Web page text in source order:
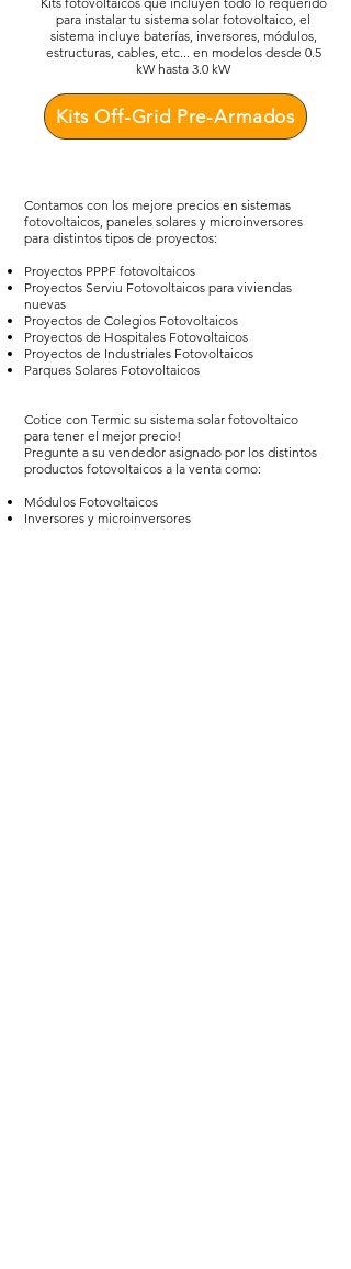
para instalar tu sistema solar fotovoltaico, el
sistema incluye baterías, inversores, módulos,
estructuras, cables, etc... en modelos desde 0.5
kW hasta 3.0 kW
Kits Off-Grid Pre-Armados
Contamos con los mejore precios en sistemas
fotovoltaicos, paneles solares y microinversores
para distintos tipos de proyectos:
Proyectos PPPF fotovoltaicos
Proyectos Serviu Fotovoltaicos para viviendas
nuevas
Proyectos de Colegios Fotovoltaicos
Proyectos de Hospitales Fotovoltaicos
Proyectos de Industriales Fotovoltaicos
Parques Solares Fotovoltaicos
Cotice con Termic su sistema solar fotovoltaico
para tener el mejor precio!
Pregunte a su vendedor asignado por los distintos
productos fotovoltaicos a la venta como:
Módulos Fotovoltaicos
Inversores y microinversores